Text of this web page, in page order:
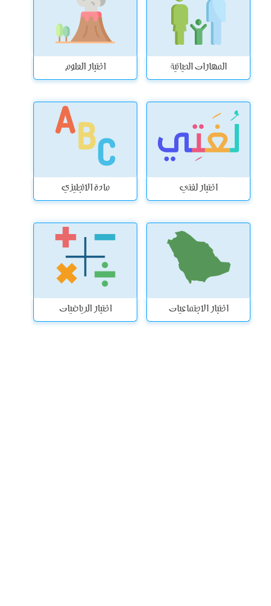
المهارات الحياتية اختبار العلوم
اختبار لغتي مادة الانجليزي
اختبار الاجتماعيات اختبار الرياضيات